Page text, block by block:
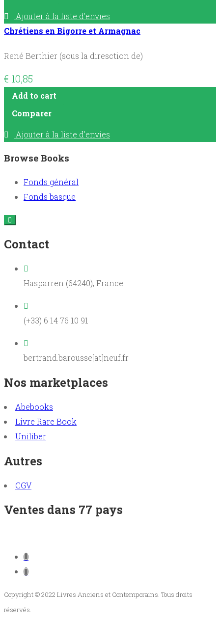
Ajouter à la liste d’envies
Chrétiens en Bigorre et Armagnac
René Berthier (sous la diresction de)
€ 10,85
Add to cart
Comparer
Ajouter à la liste d’envies
Browse Books
Fonds général
Fonds basque
Contact
Hasparren (64240), France
(+33) 6 14 76 10 91
bertrand.barousse[at]neuf.fr
Nos marketplaces
Abebooks
Livre Rare Book
Uniliber
Autres
CGV
Ventes dans 77 pays
Copyright © 2022 Livres Anciens et Contemporains. Tous droits
réservés.